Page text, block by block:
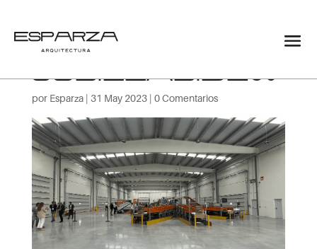
cross-dock-
subillabide06
por Esparza| 31 May 2023| 0 Comentarios